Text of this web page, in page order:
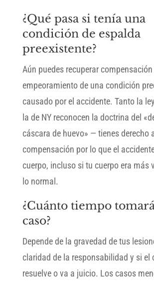
¿Qué pasa si tenía una
condición de espalda
preexistente?
Aún puedes recuperar
empeoramiento de una condición
causado por el accidente. Tanto la
la de NY reconocen la doctrina del
cáscara de huevo» — tienes derecho
compensación por lo que el
cuerpo, incluso si tu cuerpo era más
lo normal.
¿Cuánto tiempo
caso?
Depende de la gravedad de tus
claridad de la responsabilidad y si el
resuelve o va a juicio. Los casos